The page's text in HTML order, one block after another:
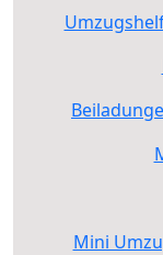
Mini